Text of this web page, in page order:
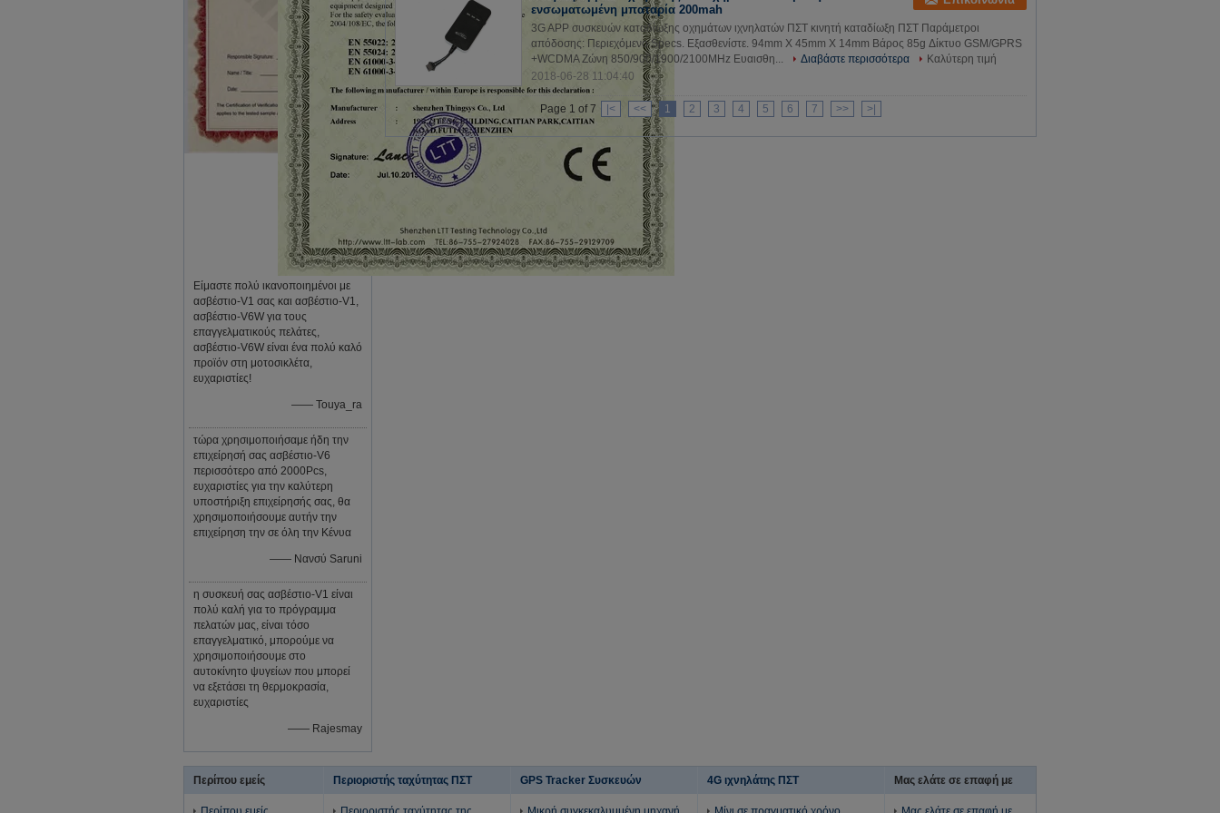
Είμαστε πολύ ικανοποιημένοι με
ασβέστιο-V1 σας και ασβέστιο-V1,
ασβέστιο-V6W για τους
επαγγελματικούς πελάτες,
ασβέστιο-V6W είναι ένα πολύ καλό
προϊόν στη μοτοσικλέτα,
ευχαριστίες!
—— Touya_ra
τώρα χρησιμοποιήσαμε ήδη την
επιχείρησή σας ασβέστιο-V6
περισσότερο από 2000Pcs,
ευχαριστίες για την καλύτερη
υποστήριξη επιχείρησής σας, θα
χρησιμοποιήσουμε αυτήν την
επιχείρηση την σε όλη την Κένυα
—— Νανσύ Saruni
η συσκευή σας ασβέστιο-V1 είναι
πολύ καλή για το πρόγραμμα
πελατών μας, είναι τόσο
επαγγελματικό, μπορούμε να
χρησιμοποιήσουμε στο
αυτοκίνητο ψυγείων που μπορεί
να εξετάσει τη θερμοκρασία,
ευχαριστίες
—— Rajesmay
ενσωματωμένη μπαταρία 200mah
3G APP συσκευών καταδίωξης οχημάτων ιχνηλατών ΠΣΤ κινητή καταδίωξη ΠΣΤ Παράμετροι
απόδοσης: Περιεχόμενο Specs. Εξασθενίστε. 94mm X 45mm X 14mm Βάρος 85g Δίκτυο GSM/GPRS
+WCDMA Ζώνη 850/900/1900/2100MHz Ευαισθη...
Διαβάστε περισσότερα
Καλύτερη τιμή
2018-06-28 11:04:40
Page 1 of 7 |< << 1 2 3 4 5 6 7 >> >|
Περίπου εμείς Περιοριστής ταχύτητας ΠΣΤ GPS Tracker Συσκευών 4G ιχνηλάτης ΠΣΤ Μας ελάτε σε επαφή με